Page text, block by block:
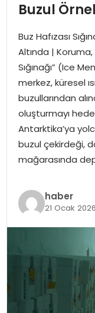
TEKNOLOJI
SPOR
Buzul
Buz Hafızası
Altında | Koruma,
Sığınağı” (Ice
merkez, küresel
buzullarından
oluşturmayı
Antarktika’ya
buzul çekirdeği,
mağarasında
haber
21 Ocak 2026